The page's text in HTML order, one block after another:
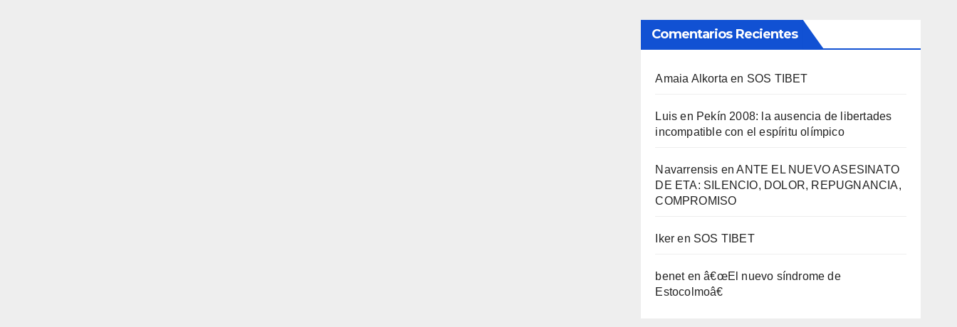
Comentarios Recientes
Amaia Alkorta en SOS TIBET
Luis en Pekí­n 2008: la ausencia de libertades
incompatible con el espí­ritu olí­mpico
Navarrensis enANTE EL NUEVO ASESINATO
DE ETA: SILENCIO, DOLOR, REPUGNANCIA,
COMPROMISO
Iker en SOS TIBET
benetenâ€œEl nuevo sí­ndrome de
Estocolmoâ€